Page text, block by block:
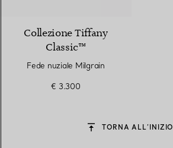
Collezione Tiffany
Classic™
Fede nuziale Milgrain
€ 3.300
TORNA ALL’INIZIO